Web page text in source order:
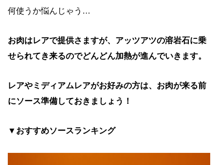
何使うか悩んじゃう…
お肉はレアで提供さますが、アッツアツの溶岩石に乗
せられてき来るのでどんどん加熱が進んでいきます。
レアやミディアムレアがお好みの方は、お肉が来る前
にソース準備しておきましょう！
▼おすすめソースランキング